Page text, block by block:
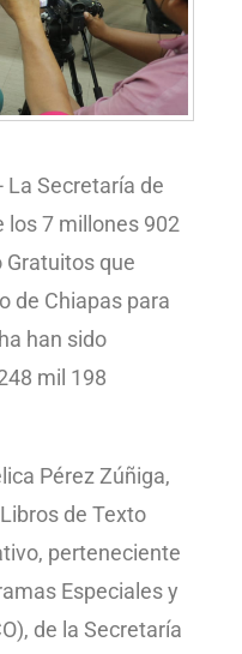
La Secretaría de
los 7 millones 902
Gratuitos que
de Chiapas para
han sido
mil 198
Pérez Zúñiga,
de Texto
perteneciente
Especiales y
de la Secretaría